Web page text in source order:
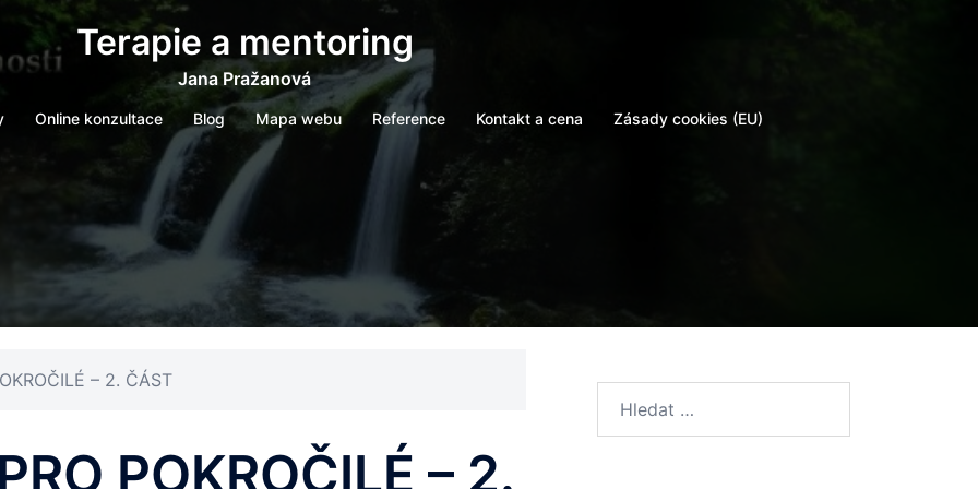
Terapie a mentoring
Jana Pražanová
Online konzultace Blog Mapa webu Reference Kontakt a cena Zásady cookies (EU)
– 2. ČÁST
POKROČILÉ – 2.